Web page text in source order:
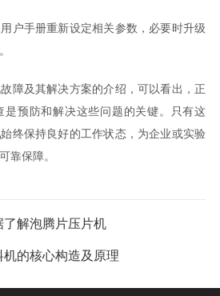
手册重新设定相关参数，必要时升级
及其解决方案的介绍，可以看出，正
是预防和解决这些问题的关键。只有这
始终保持良好的工作状态，为企业或实验
靠保障。
了解泡腾片压片机
的核心构造及原理